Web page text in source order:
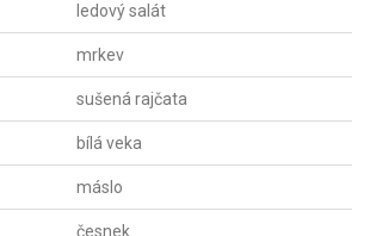
ledový salát
mrkev
sušená rajčata
bílá veka
máslo
česnek